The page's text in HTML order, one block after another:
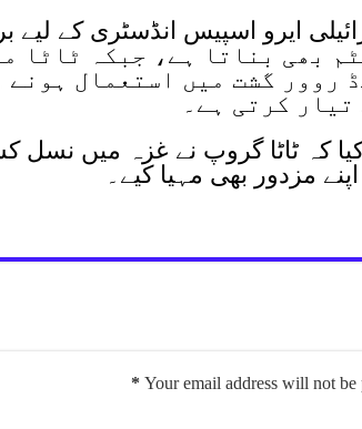
بھی بناتا ہے، جبکہ ٹاٹا
روور گشت میں استعمال
کرتی ہے۔
کہ ٹاٹا گروپ نے غزہ میں نسل
مزدور بھی مہیا کیے۔
Your email address will not be
*